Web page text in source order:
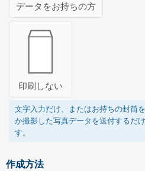
印鑑・ゴム印製作所
お名前シール製作所
データをお持ちの方
印刷しない
文字入力だけ、またはお持ちの封筒
か撮影した写真データを送付するだ
す。
作成方法